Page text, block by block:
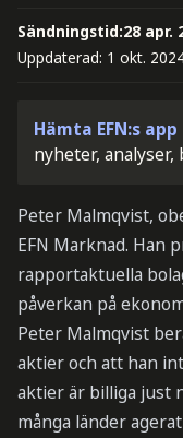
Sändningstid:28 apr.
Uppdaterad: 1 okt.
Hämta EFN:s
nyheter, analyser,
Peter Malmqvist,
EFN Marknad. Han
rapportaktuella
påverkan på
Peter Malmqvist
aktier och att han
aktier är billiga just
många länder